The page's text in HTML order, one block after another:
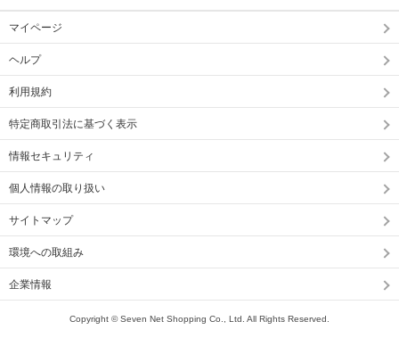
マイページ
ヘルプ
利用規約
特定商取引法に基づく表示
情報セキュリティ
個人情報の取り扱い
サイトマップ
環境への取組み
企業情報
Copyright © Seven Net Shopping Co., Ltd. All Rights Reserved.